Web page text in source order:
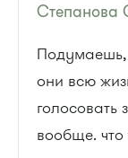
Степанова
Подумаешь,
они всю
голосовать
вообще.